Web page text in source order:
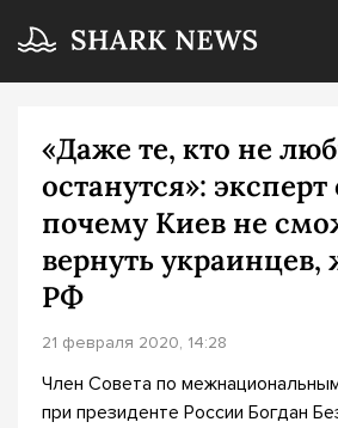
«Даже те, кто не
останутся»:
почему Киев не
вернуть
РФ
21 февраля 2020, 14:28
Член Совета по
при президенте России Богдан